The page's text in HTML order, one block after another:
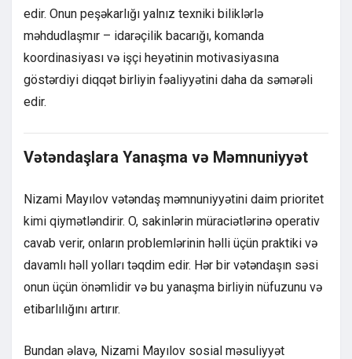
edir. Onun peşəkarlığı yalnız texniki biliklərlə
məhdudlaşmır – idarəçilik bacarığı, komanda
koordinasiyası və işçi heyətinin motivasiyasına
göstərdiyi diqqət birliyin fəaliyyətini daha da səmərəli
edir.
Vətəndaşlara Yanaşma və Məmnuniyyət
Nizami Mayılov vətəndaş məmnuniyyətini daim prioritet
kimi qiymətləndirir. O, sakinlərin müraciətlərinə operativ
cavab verir, onların problemlərinin həlli üçün praktiki və
davamlı həll yolları təqdim edir. Hər bir vətəndaşın səsi
onun üçün önəmlidir və bu yanaşma birliyin nüfuzunu və
etibarlılığını artırır.
Bundan əlavə, Nizami Mayılov sosial məsuliyyət